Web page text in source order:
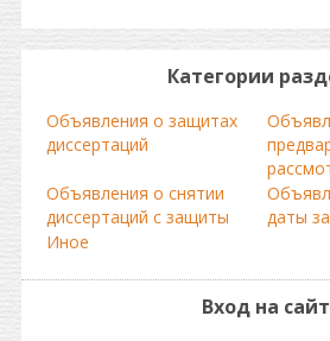
Категории
Объявления о защитах
диссертаций
Объявления о снятии
диссертаций с защиты
даты
Иное
Вход на сайт